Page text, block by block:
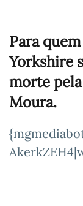
Para
Yorkshire
morte pela
Moura.